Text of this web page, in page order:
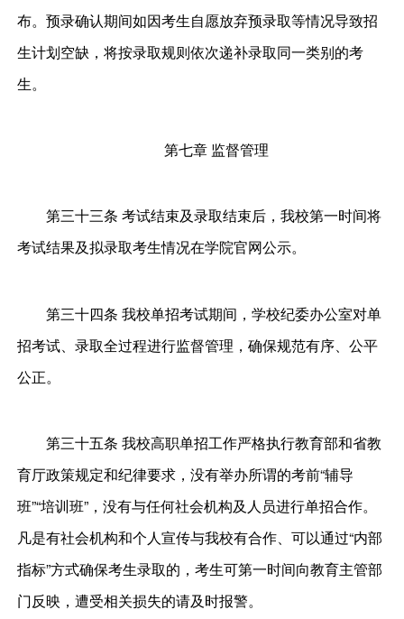
布。预录确认期间如因考生自愿放弃预录取等情况导致招
生计划空缺，将按录取规则依次递补录取同一类别的考
生。
第七章 监督管理
第三十三条 考试结束及录取结束后，我校第一时间将
考试结果及拟录取考生情况在学院官网公示。
第三十四条 我校单招考试期间，学校纪委办公室对单
招考试、录取全过程进行监督管理，确保规范有序、公平
公正。
第三十五条 我校高职单招工作严格执行教育部和省教
育厅政策规定和纪律要求，没有举办所谓的考前“辅导
班”“培训班”，没有与任何社会机构及人员进行单招合作。
凡是有社会机构和个人宣传与我校有合作、可以通过“内部
指标”方式确保考生录取的，考生可第一时间向教育主管部
门反映，遭受相关损失的请及时报警。